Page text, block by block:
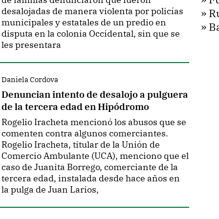
desalojadas de manera violenta por policías
municipales y estatales de un predio en
disputa en la colonia Occidental, sin que se
les presentara
Daniela Cordova
Denuncian intento de desalojo a pulguera
de la tercera edad en Hipódromo
Rogelio Iracheta mencionó los abusos que se
comenten contra algunos comerciantes.
Rogelio Iracheta, titular de la Unión de
Comercio Ambulante (UCA), menciono que el
caso de Juanita Borrego, comerciante de la
tercera edad, instalada desde hace años en
la pulga de Juan Larios,
»
»